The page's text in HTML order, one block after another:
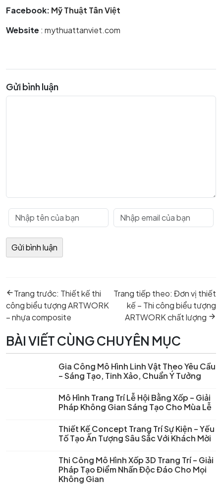
Facebook: Mỹ Thuật Tân Việt
Website : mythuattanviet.com
Gửi bình luận
hướng
bài
viết
Trang trước: Previous
post:
Thiết kế thi
công biểu tượng ARTWORK
– nhựa composite
Trang tiếp theo: Next
post:
Đơn vị thiết
kế – Thi công biểu tượng
ARTWORK chất lượng
BÀI VIẾT CÙNG CHUYÊN MỤC
Gia Công Mô Hình Linh Vật Theo Yêu Cầu
– Sáng Tạo, Tinh Xảo, Chuẩn Ý Tưởng
Mô Hình Trang Trí Lễ Hội Bằng Xốp – Giải
Pháp Không Gian Sáng Tạo Cho Mùa Lễ
Thiết Kế Concept Trang Trí Sự Kiện – Yếu
Tố Tạo Ấn Tượng Sâu Sắc Với Khách Mời
Thi Công Mô Hình Xốp 3D Trang Trí – Giải
Pháp Tạo Điểm Nhấn Độc Đáo Cho Mọi
Không Gian